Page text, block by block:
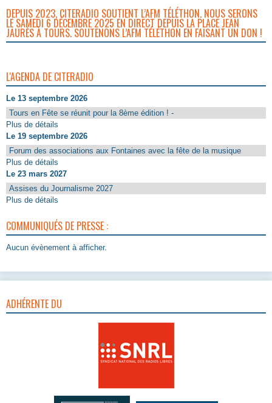
DEPUIS 2023, CITERADIO SOUTIENT L’AFM TÉLÉTHON. NOUS SERONS
LE SAMEDI 6 DÉCEMBRE 2025 EN DIRECT DEPUIS LA PLACE JEAN
JAURÈS À TOURS. SOUTENONS L’AFM TÉLÉTHON EN FAISANT UN DON !
L'AGENDA DE CITERADIO
Le 13 septembre 2026
Tours en Fête se réunit pour la 8ème édition ! -
Plus de détails
Le 19 septembre 2026
Forum des associations aux Fontaines avec la fête de la musique
Plus de détails
Le 23 mars 2027
Assises du Journalisme 2027
Plus de détails
COMMUNIQUÉS DE PRESSE :
Aucun évènement à afficher.
ADHÉRENTE DU